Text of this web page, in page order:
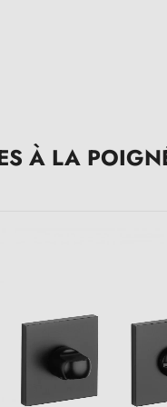
À LA